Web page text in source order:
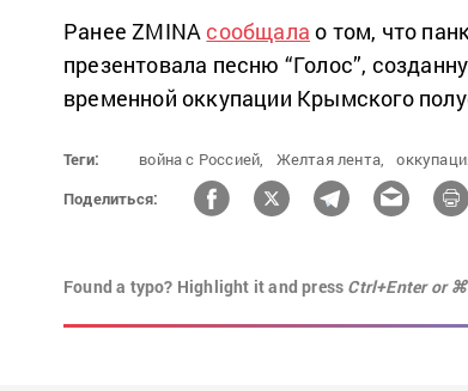
Ранее ZMINA сообщала о том, что
презентовала песню “Голос”,
временной оккупации Крымского
Теги: война с Россией, Желтая лента,
Поделиться:
Found a typo? Highlight it and press Ctrl+Enter or